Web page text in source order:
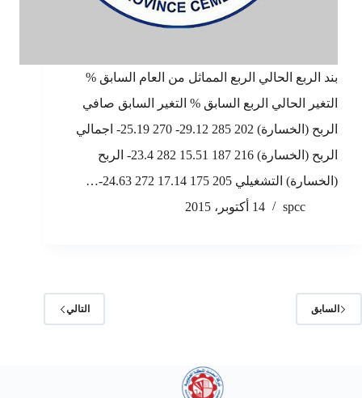
بند الربع الحالي الربع المماثل من العام السابق %
التغير الحالي الربع السابق % التغير السابق صافي
الربح (الخسارة) 202 285 29.12- 270 25.19- اجمالي
الربح (الخسارة) 216 187 15.51 282 23.4- الربح
(الخسارة) التشغيلي 205 175 17.14 272 24.63-…
spcc
14 أكتوبر، 2015
السابق التالي